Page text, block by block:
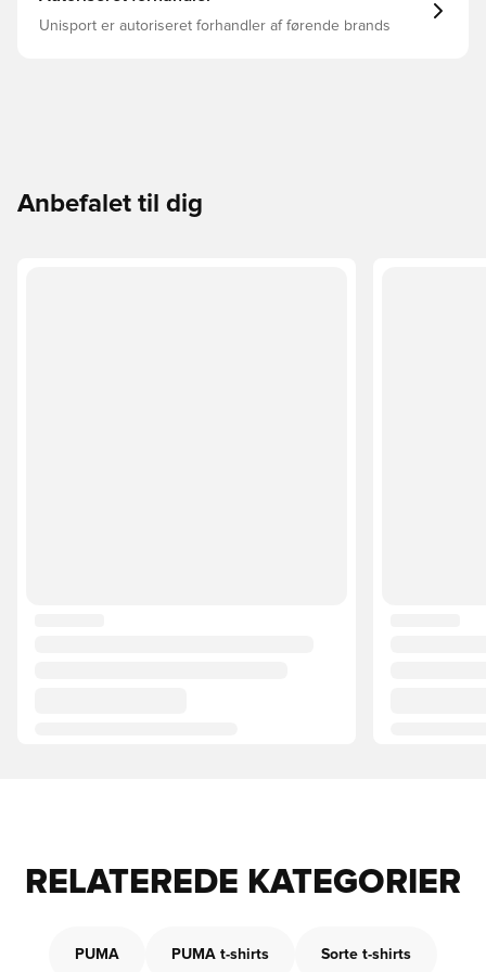
Unisport er autoriseret forhandler af førende brands
Anbefalet til dig
RELATEREDE KATEGORIER
PUMA PUMA t-shirts Sorte t-shirts